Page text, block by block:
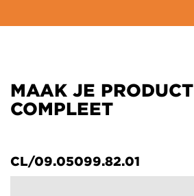
MAAK JE PRODUCT
COMPLEET
CL/09.05099.82.01